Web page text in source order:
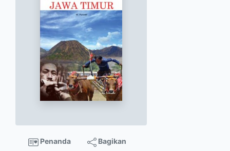
Penanda Bagikan